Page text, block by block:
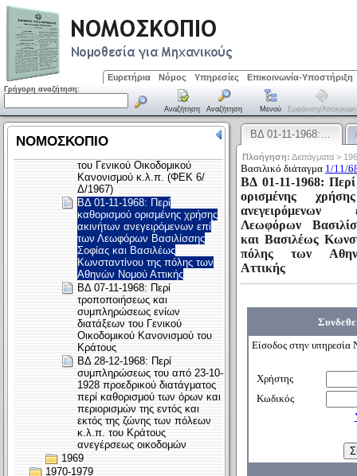
Ευρετήρια Νόμος Υπηρεσίες Επικοινωνία-Υποστήριξη
Γρήγορη αναζήτηση:
Αναζήτηση Αναζήτηση Μενού Εμφάνιση/απόκρυψη
ΒΔ 01-11-1968:…